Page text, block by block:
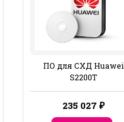
ПО для СХД Huawei
S2200T
235 027 ₽